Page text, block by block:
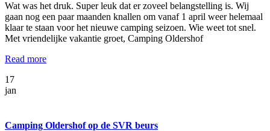
Wat was het druk. Super leuk dat er zoveel belangstelling is. Wij
gaan nog een paar maanden knallen om vanaf 1 april weer helemaal
klaar te staan voor het nieuwe camping seizoen. Wie weet tot snel.
Met vriendelijke vakantie groet, Camping Oldershof
Read more
17
jan
Camping Oldershof op de SVR beurs